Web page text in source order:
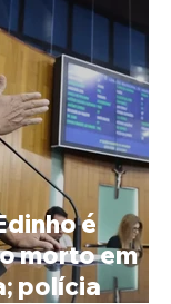
é
morto em
polícia